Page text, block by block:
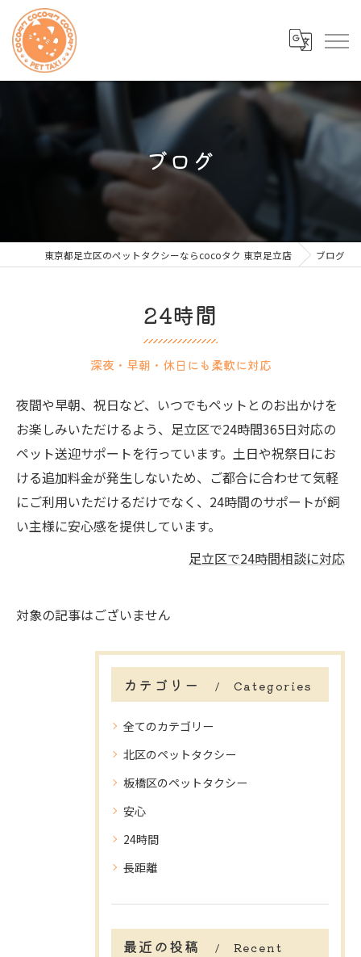
ブログ
東京都足立区のペットタクシーならcocoタク 東京足立店 ブログ
24時間
深夜・早朝・休日にも柔軟に対応
夜間や早朝、祝日など、いつでもペットとのお出かけを
お楽しみいただけるよう、足立区で24時間365日対応の
ペット送迎サポートを行っています。土日や祝祭日にお
ける追加料金が発生しないため、ご都合に合わせて気軽
にご利用いただけるだけでなく、24時間のサポートが飼
い主様に安心感を提供しています。
足立区で24時間相談に対応
対象の記事はございません
カテゴリー Categories
全てのカテゴリー
北区のペットタクシー
板橋区のペットタクシー
安心
24時間
長距離
最近の投稿
Recent